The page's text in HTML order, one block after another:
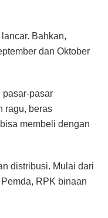
Bahkan,
dan Oktober
pasar-pasar
ragu, beras
membeli dengan
distribusi. Mulai dari
RPK binaan